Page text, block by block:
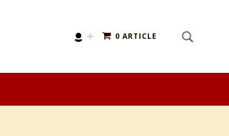
0 ARTICLE Search for: